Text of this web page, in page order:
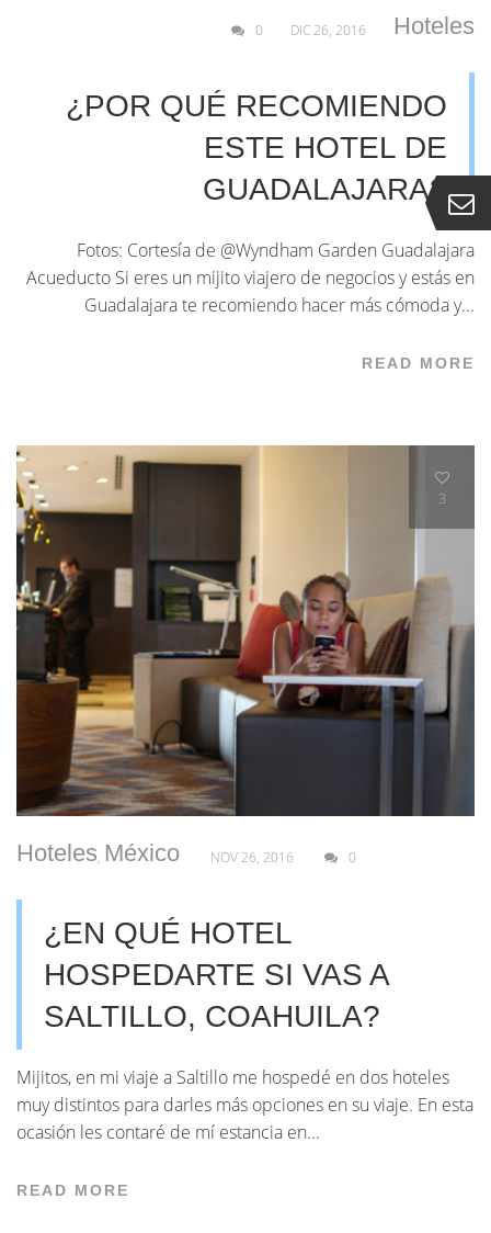
Hoteles
DIC 26, 2016
0
¿POR QUÉ RECOMIENDO
ESTE HOTEL DE
GUADALAJARA?
Fotos: Cortesía de @Wyndham Garden Guadalajara
Acueducto Si eres un mijito viajero de negocios y estás en
Guadalajara te recomiendo hacer más cómoda y...
READ MORE
3
Hoteles, México NOV 26, 2016 0
¿EN QUÉ HOTEL
HOSPEDARTE SI VAS A
SALTILLO, COAHUILA?
Mijitos, en mi viaje a Saltillo me hospedé en dos hoteles
muy distintos para darles más opciones en su viaje. En esta
ocasión les contaré de mí estancia en...
READ MORE